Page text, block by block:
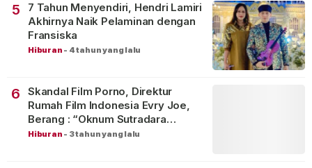
5
7 Tahun Menyendiri, Hendri Lamiri
Akhirnya Naik Pelaminan dengan
Fransiska
Hiburan - 4 tahun yang lalu
6
Skandal Film Porno, Direktur
Rumah Film Indonesia Evry Joe,
Berang : “Oknum Sutradara
Merusak Perfilman Indonesia”!
Hiburan - 3 tahun yang lalu